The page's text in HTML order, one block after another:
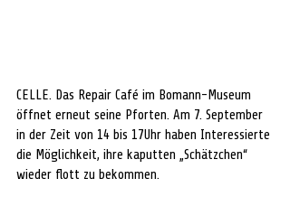
CELLE. Das Repair Café im Bomann-Museum
öffnet erneut seine Pforten. Am 7. September
in der Zeit von 14 bis 17Uhr haben Interessierte
die Möglichkeit, ihre kaputten „Schätzchen“
wieder flott zu bekommen.